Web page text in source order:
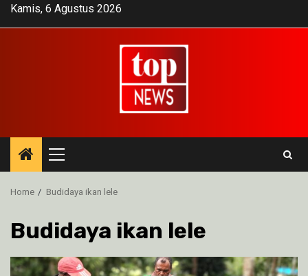
SkipKamis, 6 Agustus 2026
Primary
Menu
Home Budidaya ikan lele
Budidaya ikan lele